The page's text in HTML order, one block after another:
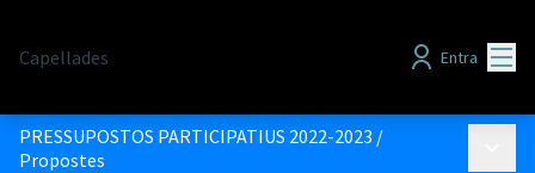
Capellades Entra
PRESSUPOSTOS PARTICIPATIUS 2022-2023 /
Propostes